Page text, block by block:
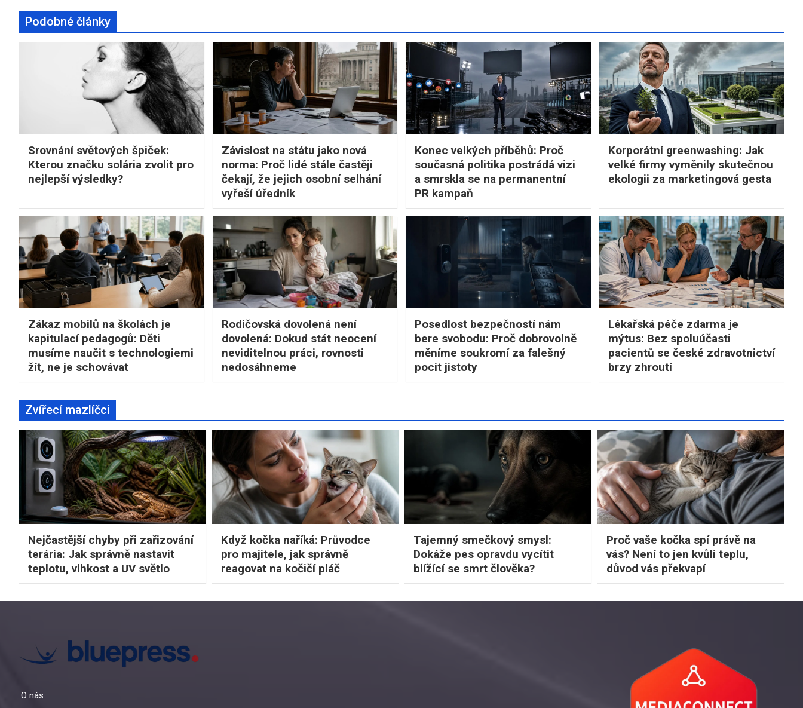
Podobné články
Srovnání světových špiček:
Kterou značku solária zvolit pro
nejlepší výsledky?
Závislost na státu jako nová
norma: Proč lidé stále častěji
čekají, že jejich osobní selhání
vyřeší úředník
Konec velkých příběhů: Proč
současná politika postrádá vizi
a smrskla se na permanentní
PR kampaň
Korporátní greenwashing: Jak
velké firmy vyměnily skutečnou
ekologii za marketingová gesta
Zákaz mobilů na školách je
kapitulací pedagogů: Děti
musíme naučit s technologiemi
žít, ne je schovávat
Rodičovská dovolená není
dovolená: Dokud stát neocení
neviditelnou práci, rovnosti
nedosáhneme
Posedlost bezpečností nám
bere svobodu: Proč dobrovolně
měníme soukromí za falešný
pocit jistoty
Lékařská péče zdarma je
mýtus: Bez spoluúčasti
pacientů se české zdravotnictví
brzy zhroutí
Zvířecí mazlíčci
Nejčastější chyby při zařizování
terária: Jak správně nastavit
teplotu, vlhkost a UV světlo
Když kočka naříká: Průvodce
pro majitele, jak správně
reagovat na kočičí pláč
Tajemný smečkový smysl:
Dokáže pes opravdu vycítit
blížící se smrt člověka?
Proč vaše kočka spí právě na
vás? Není to jen kvůli teplu,
důvod vás překvapí
O nás